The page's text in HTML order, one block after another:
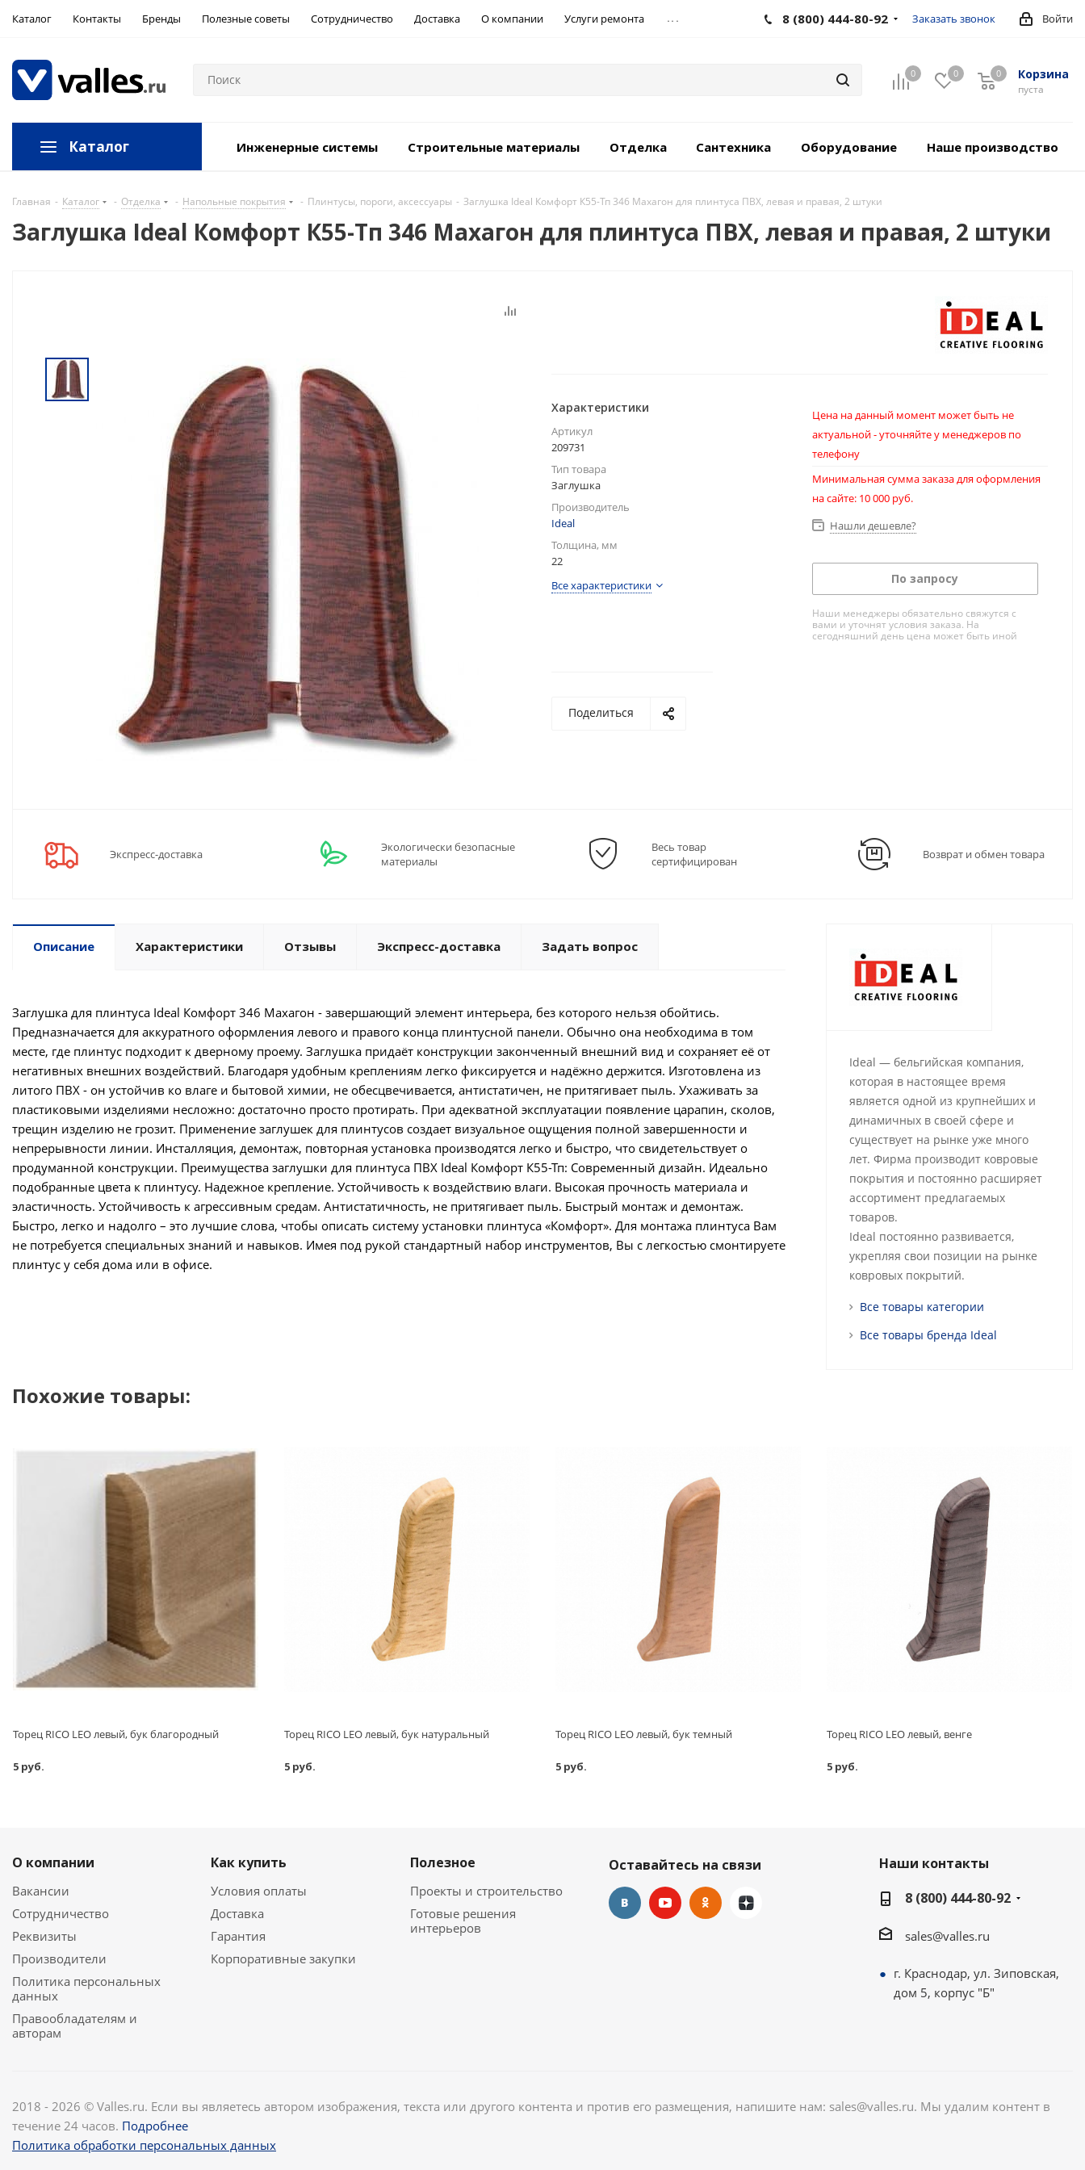
Каталог Контакты Бренды Полезные советы Сотрудничество Доставка О компании Услуги ремонта ... Войти
8 (800) 444-80-92 Заказать звонок
0 0 Корзина
пуста
0
Каталог Инженерные системы Строительные материалы Отделка Сантехника Оборудование Наше производство
Главная - Каталог - Отделка - Напольные покрытия - Плинтусы, пороги, аксессуары - Заглушка Ideal Комфорт К55-Тп 346 Махагон для плинтуса ПВХ, левая и правая, 2 штуки
Заглушка Ideal Комфорт К55-Тп 346 Махагон для плинтуса ПВХ, левая и правая, 2 штуки
Характеристики
Артикул
209731
Тип товара
Заглушка
Производитель
Ideal
Толщина, мм
22
Все характеристики
Цена на данный момент может быть не
актуальной - уточняйте у менеджеров по
телефону
Минимальная сумма заказа для оформления
на сайте: 10 000 руб.
Нашли дешевле?
По запросу
Наши менеджеры обязательно свяжутся с
вами и уточнят условия заказа. На
сегодняшний день цена может быть иной
Поделиться
Экспресс-доставка
Экологически безопасные
материалы
Весь товар
сертифицирован
Возврат и обмен товара
Описание Характеристики Отзывы Экспресс-доставка Задать вопрос
Заглушка для плинтуса Ideal Комфорт 346 Махагон - завершающий элемент интерьера, без которого нельзя обойтись.
Предназначается для аккуратного оформления левого и правого конца плинтусной панели. Обычно она необходима в том
месте, где плинтус подходит к дверному проему. Заглушка придаёт конструкции законченный внешний вид и сохраняет её от
негативных внешних воздействий. Благодаря удобным креплениям легко фиксируется и надёжно держится. Изготовлена из
литого ПВХ - он устойчив ко влаге и бытовой химии, не обесцвечивается, антистатичен, не притягивает пыль. Ухаживать за
пластиковыми изделиями несложно: достаточно просто протирать. При адекватной эксплуатации появление царапин, сколов,
трещин изделию не грозит. Применение заглушек для плинтусов создает визуальное ощущения полной завершенности и
непрерывности линии. Инсталляция, демонтаж, повторная установка производятся легко и быстро, что свидетельствует о
продуманной конструкции. Преимущества заглушки для плинтуса ПВХ Ideal Комфорт К55-Тп: Современный дизайн. Идеально
подобранные цвета к плинтусу. Надежное крепление. Устойчивость к воздействию влаги. Высокая прочность материала и
эластичность. Устойчивость к агрессивным средам. Антистатичность, не притягивает пыль. Быстрый монтаж и демонтаж.
Быстро, легко и надолго – это лучшие слова, чтобы описать систему установки плинтуса «Комфорт». Для монтажа плинтуса Вам
не потребуется специальных знаний и навыков. Имея под рукой стандартный набор инструментов, Вы с легкостью смонтируете
плинтус у себя дома или в офисе.
Ideal — бельгийская компания,
которая в настоящее время
является одной из крупнейших и
динамичных в своей сфере и
существует на рынке уже много
лет. Фирма производит ковровые
покрытия и постоянно расширяет
ассортимент предлагаемых
товаров.
Ideal постоянно развивается,
укрепляя свои позиции на рынке
ковровых покрытий.
Все товары категории
Все товары бренда Ideal
Похожие товары:
Торец RICO LEO левый, бук благородный
5 руб.
Торец RICO LEO левый, бук натуральный
5 руб.
Торец RICO LEO левый, бук темный
5 руб.
Торец RICO LEO левый, венге
5 руб.
О компании
Вакансии
Сотрудничество
Реквизиты
Производители
Политика персональных
данных
Правообладателям и
авторам
Как купить
Условия оплаты
Доставка
Гарантия
Корпоративные закупки
Полезное
Проекты и строительство
Готовые решения
интерьеров
Оставайтесь на связи
Наши контакты
8 (800) 444-80-92
sales@valles.ru
г. Краснодар, ул. Зиповская,
дом 5, корпус "Б"
2018 - 2026 © Valles.ru. Если вы являетесь автором изображения, текста или другого контента и против его размещения, напишите нам: sales@valles.ru. Мы удалим контент в
течение 24 часов. Подробнее
Политика обработки персональных данных